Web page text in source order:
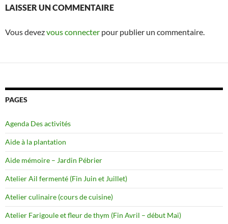
LAISSER UN COMMENTAIRE
Vous devezvous connecter pour publier un commentaire.
PAGES
Agenda Des activités
Aide à la plantation
Aide mémoire – Jardin Pébrier
Atelier Ail fermenté (Fin Juin et Juillet)
Atelier culinaire (cours de cuisine)
Atelier Farigoule et fleur de thym (Fin Avril – début Mai)